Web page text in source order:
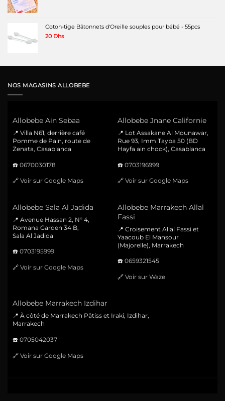
Coton-tige Bâtonnets d'Oreille souples pour bébé - 55pcs
20 Dhs
NOS MAGASINS ALLOBEBE
Allobebe Ain Sebaa
📍 Villa N61, derrière café
Pomme de Pain, route de
Zenata, Casablanca
☎️ 0670030178
🔗 Voir sur Google Maps
Allobebe Jnane Californie
📍 Lot Assakane Al Mounawar,
Rue 93, Imm Tayba 50 (BD
Hayfa ain chock), Casablanca
☎️ 0703196999
🔗 Voir sur Google Maps
Allobebe Sala Al Jadida
📍 Avenue Hassan 2, N° 4,
Romana Garden 34 B,
Sala Al Jadida
☎️ 0703195999
🔗 Voir sur Google Maps
Allobebe Marrakech Allal
Fassi
📍 Croisement Allal Fassi et
Yaacoub El Mansour
(Majorelle), Marrakech
☎️ 0659321545
🔗 Voir sur Waze
Allobebe Marrakech Izdihar
📍 À côté de Marrakech Pâtiss et Iraki, Izdihar,
Marrakech
☎️ 0705042037
🔗 Voir sur Google Maps